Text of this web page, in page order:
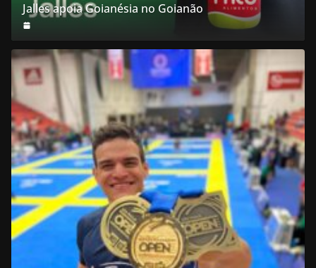
Jalles apoia Goianésia no Goianão